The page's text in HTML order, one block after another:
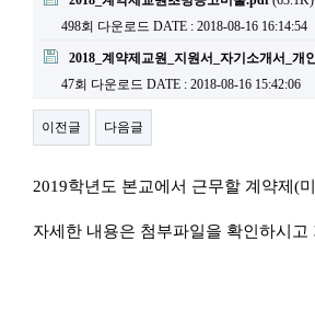
498회 다운로드 DATE : 2018-08-16 16:14:54
2018_계약제교원_지원서_자기소개서_개
47회 다운로드 DATE : 2018-08-16 15:42:06
이전글 다음글
2019학년도 본교에서 근무할 계약제(
자세한 내용은 첨부파일을 확인하시